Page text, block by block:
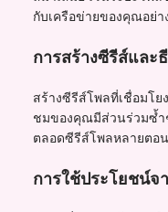
กับเครือข่ายของคุณอย่
การสร้างซีรีส์และ
สร้างซีรีส์โพลที่เชื่อมโ
ชมของคุณมีส่วนร่วมซ้ำ
ตลอดซีรีส์โพลหลายตอ
การใช้ประโยชน์จ